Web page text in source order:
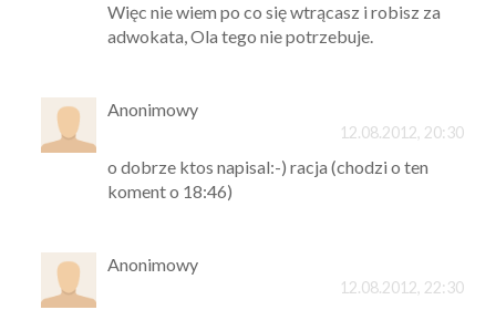
Więc nie wiem po co się wtrącasz i robisz za
adwokata, Ola tego nie potrzebuje.
Anonimowy
12.08.2012, 20:30
o dobrze ktos napisal:-) racja (chodzi o ten
koment o 18:46)
Anonimowy
12.08.2012, 22:30